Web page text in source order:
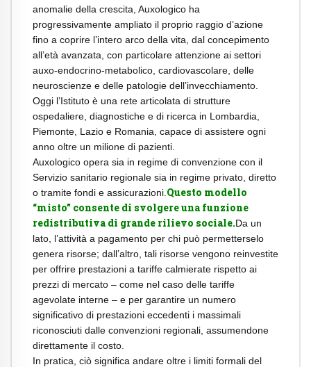
anomalie della crescita, Auxologico ha
progressivamente ampliato il proprio raggio d’azione
fino a coprire l’intero arco della vita, dal concepimento
all’età avanzata, con particolare attenzione ai settori
auxo-endocrino-metabolico, cardiovascolare, delle
neuroscienze e delle patologie dell’invecchiamento.
Oggi l’Istituto è una rete articolata di strutture
ospedaliere, diagnostiche e di ricerca in Lombardia,
Piemonte, Lazio e Romania, capace di assistere ogni
anno oltre un milione di pazienti.
Auxologico opera sia in regime di convenzione con il
Servizio sanitario regionale sia in regime privato, diretto
o tramite fondi e assicurazioni. Questo modello
“misto” consente di svolgere una funzione
redistributiva di grande rilievo sociale.Da un
lato, l’attività a pagamento per chi può permetterselo
genera risorse; dall’altro, tali risorse vengono reinvestite
per offrire prestazioni a tariffe calmierate rispetto ai
prezzi di mercato – come nel caso delle tariffe
agevolate interne – e per garantire un numero
significativo di prestazioni eccedenti i massimali
riconosciuti dalle convenzioni regionali, assumendone
direttamente il costo.
In pratica, ciò significa andare oltre i limiti formali del